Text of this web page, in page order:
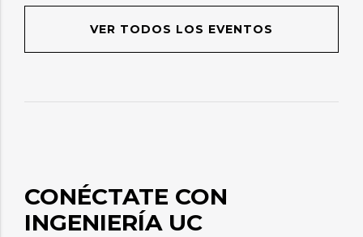
VER TODOS LOS EVENTOS
CONÉCTATE CON
INGENIERÍA UC